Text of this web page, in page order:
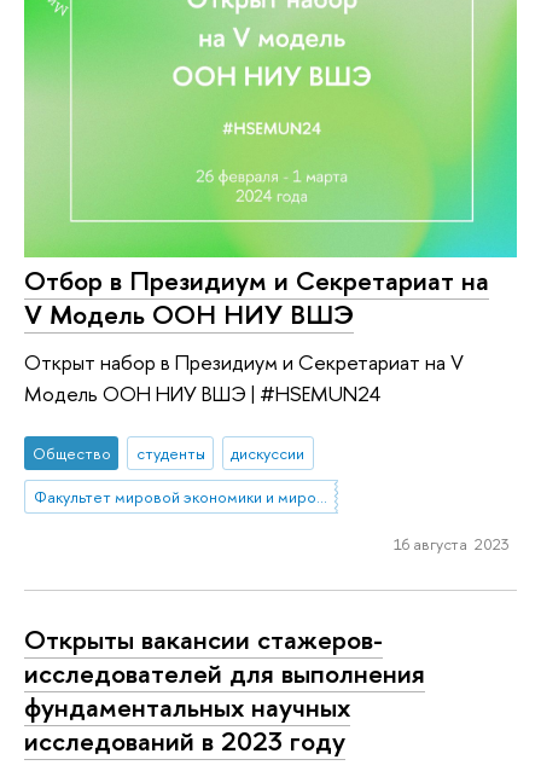
Отбор в Президиум и Секретариат на
V Модель ООН НИУ ВШЭ
Открыт набор в Президиум и Секретариат на V
Модель ООН НИУ ВШЭ | #HSEMUN24
Общество студенты
дискуссии
Факультет мировой экономики и мировой политики
16 августа 2023
Открыты вакансии стажеров-
исследователей для выполнения
фундаментальных научных
исследований в 2023 году